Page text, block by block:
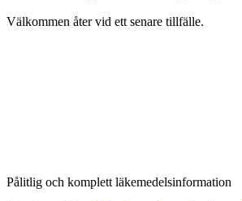
Välkommen åter vid ett senare tillfälle.
Pålitlig och komplett läkemedelsinformation